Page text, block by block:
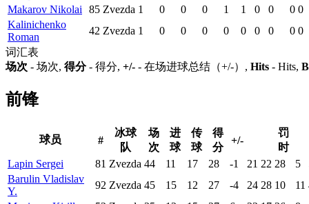
Makarov Nikolai 85 Zvezda 1 0 0 0 1 1 0 0 0 0
Kalinichenko
Roman
42 Zvezda 1 0 0 0 0 0 0 0 0 0
词汇表
场次 - 场次, 得分- 得分, +/- - 在场进球总结（+/-）, Hits - Hits,
前锋
球员 #
冰球
队
场
次
进
球
传
球
得
分
+/-
罚
时
Lapin Sergei
81 Zvezda 44 11 17 28 -1 21 22 28 5
Barulin Vladislav
Y.
92 Zvezda 45 15 12 27 -4 24 28 10 11